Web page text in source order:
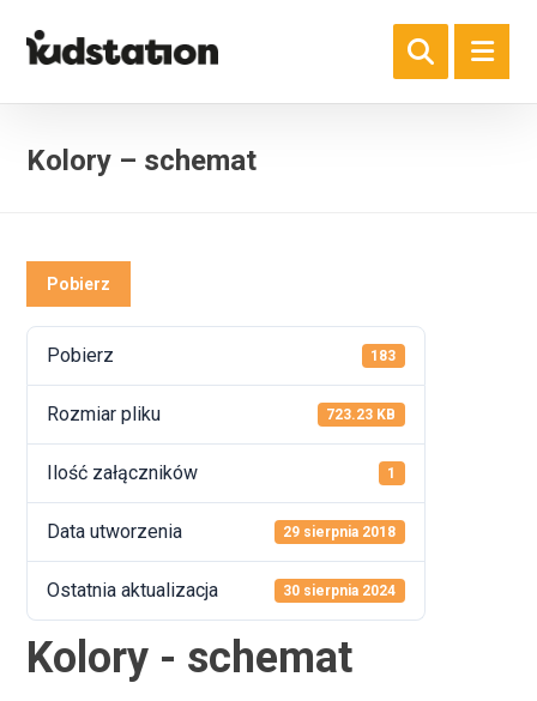
Kolory – schemat
Pobierz
Pobierz 183
Rozmiar pliku 723.23 KB
Ilość załączników 1
Data utworzenia 29 sierpnia 2018
Ostatnia aktualizacja 30 sierpnia 2024
Kolory - schemat